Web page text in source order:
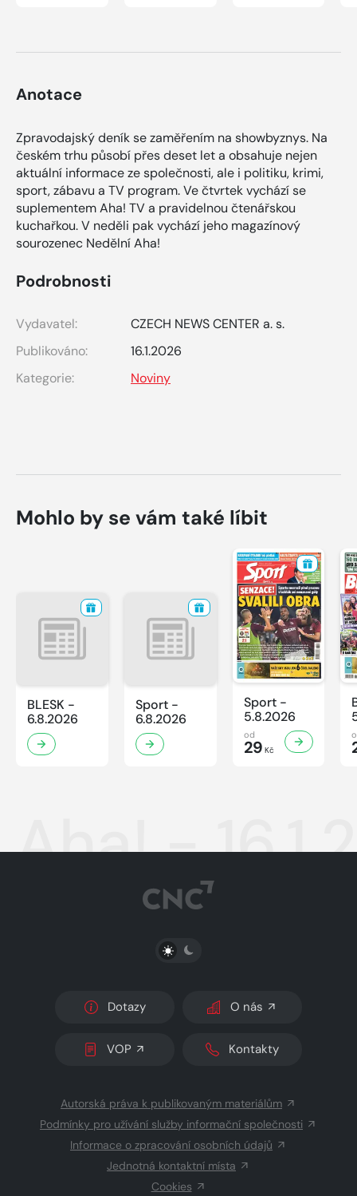
Anotace
Zpravodajský deník se zaměřením na showbyznys. Na
českém trhu působí přes deset let a obsahuje nejen
aktuální informace ze společnosti, ale i politiku, krimi,
sport, zábavu a TV program. Ve čtvrtek vychází se
suplementem Aha! TV a pravidelnou čtenářskou
kuchařkou. V neděli pak vychází jeho magazínový
sourozenec Nedělní Aha!
Podrobnosti
Vydavatel:
CZECH NEWS CENTER a. s.
Publikováno:
16.1.2026
Kategorie:
Noviny
Mohlo by se vám také líbit
BLESK -
6.8.2026
Sport -
6.8.2026
Sport -
5.8.2026
od
29 Kč
Aha! -
PŘEPNOUT SVĚTLÝ/TMAVÝ REŽIM
Dotazy O nás
VOP Kontakty
Autorská práva k publikovaným materiálům
Podmínky pro užívání služby informační společnosti
Informace o zpracování osobních údajů
Jednotná kontaktní místa
Cookies